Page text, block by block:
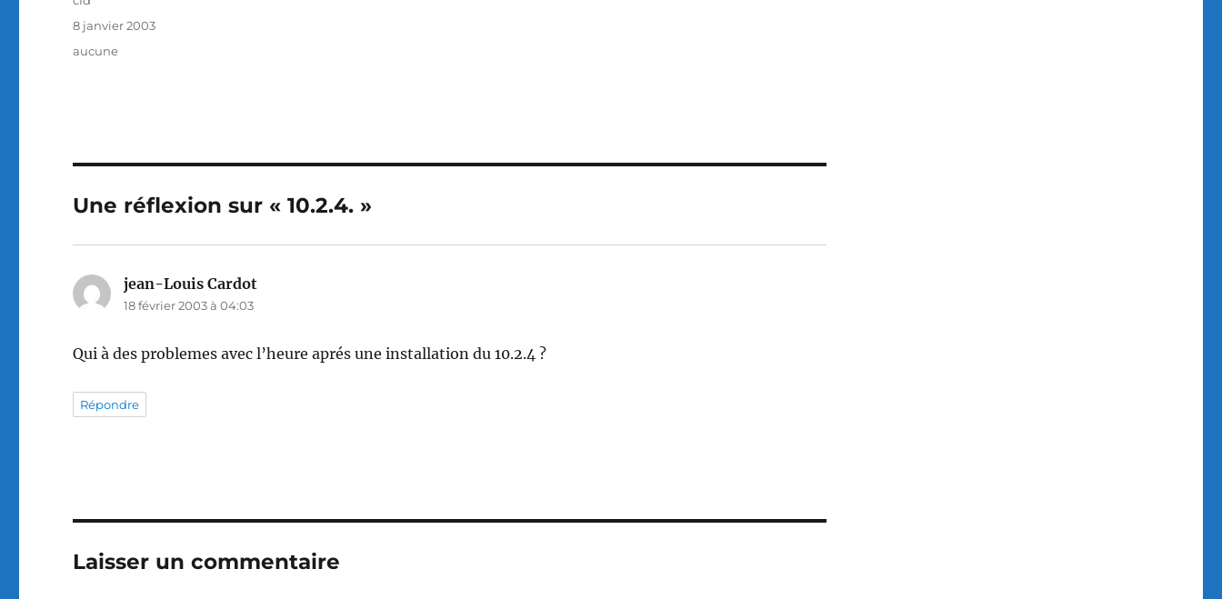
Publié
8 janvier 2003
Catégories
aucune
Une réflexion sur « 10.2.4. »
jean-Louis Cardot
18 février 2003 à 04:03
Qui à des problemes avec l’heure aprés une installation du 10.2.4 ?
Répondre
Laisser un commentaire